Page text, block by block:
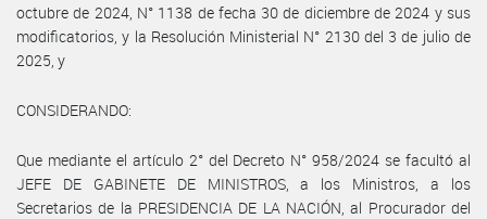
octubre de 2024, N° 1138 de fecha 30 de diciembre de 2024 y sus
modificatorios, y la Resolución Ministerial N° 2130 del 3 de julio de
2025, y
CONSIDERANDO:
Que mediante el artículo 2° del Decreto N° 958/2024 se facultó al
JEFE DE GABINETE DE MINISTROS, a los Ministros, a los
Secretarios de la PRESIDENCIA DE LA NACIÓN, al Procurador del